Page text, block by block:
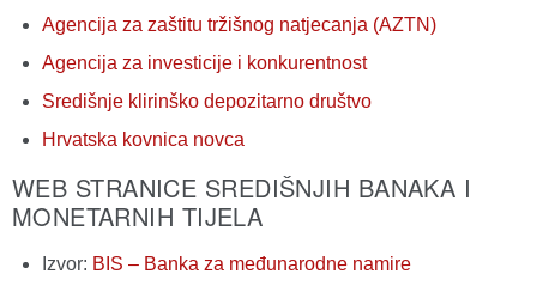
Agencija za zaštitu tržišnog natjecanja (AZTN)
Agencija za investicije i konkurentnost
Središnje klirinško depozitarno društvo
Hrvatska kovnica novca
WEB STRANICE SREDIŠNJIH BANAKA I
MONETARNIH TIJELA
Izvor: BIS – Banka za međunarodne namire